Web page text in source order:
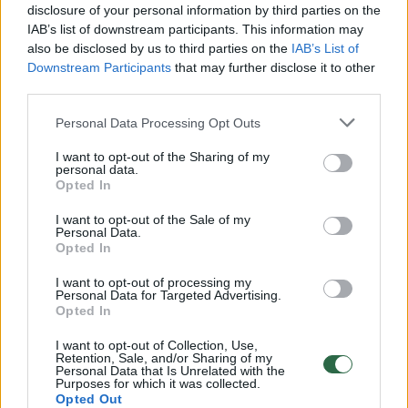
disclosure of your personal information by third parties on the
IAB’s list of downstream participants. This information may
also be disclosed by us to third parties on the IAB’s List of
Downstream Participants that may further disclose it to other
Personal Data Processing Opt Outs
I want to opt-out of the Sharing of my
personal data.
Opted In
I want to opt-out of the Sale of my
Personal Data.
Opted In
I want to opt-out of processing my
Personal Data for Targeted Advertising.
Opted In
I want to opt-out of Collection, Use,
Retention, Sale, and/or Sharing of my
Personal Data that Is Unrelated with the
Purposes for which it was collected.
Opted Out
00:00:30
Vaizdai iš tragiškos avarijos Vilniaus r.: dviejų moterų ir
vaiko gyvybių išgelbėti nepavyko
Žinios | Lietuvos diena
00:00:57
Savaitės vidurys nusimato karštas: temperatūra kils iki
32 laipsnių šilumos
Žinios
V. Zalužno pasisakymą laiko bandymu įsitvirtinti
Ukrainos politikoje: jis yra neteisus
Nufilmavo, kaip patvino Vilniaus Vakarinis aplinkkelis: